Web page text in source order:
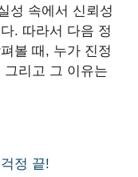
성 속에서 신뢰성
. 따라서 다음 정
볼 때, 누가 진정
리고 그 이유는
정 끝!